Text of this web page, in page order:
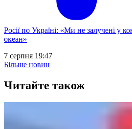
Росії по Україні: «Ми не залучені у
океан»
7 серпня 19:47
Більше новин
Читайте також